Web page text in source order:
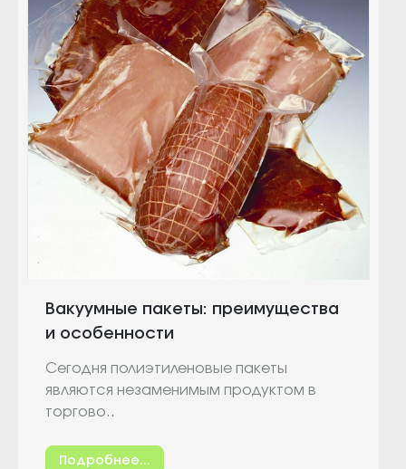
Вакуумные пакеты: преимущества
и особенности
Сегодня полиэтиленовые пакеты
являются незаменимым продуктом в
торгово..
Подробнее...